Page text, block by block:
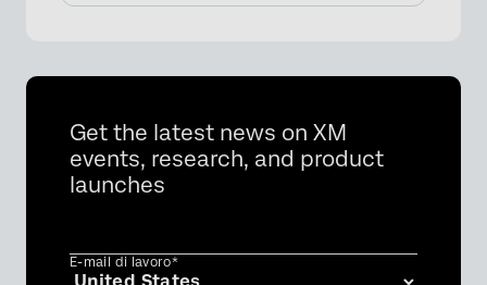
Get the latest news on XM
events, research, and product
launches
E-mail di lavoro*